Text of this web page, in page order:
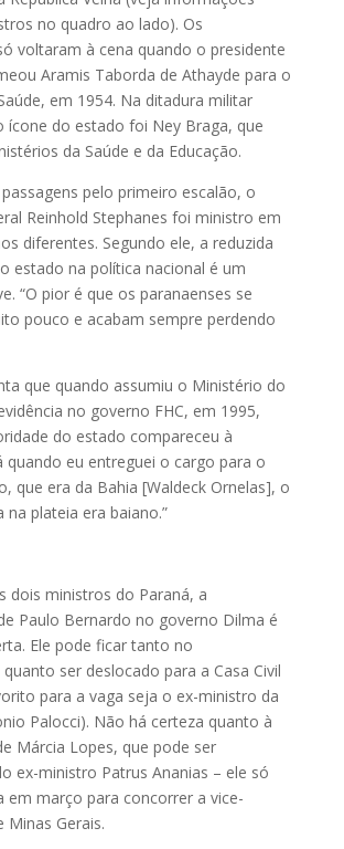
no quadro ao la­­do). Os
voltaram à cena quando o presidente
Aramis Taborda de Athayde para o
em 1954. Na ditadura militar
ícone do estado foi Ney Braga, que
da Saúde e da Educação.
pelo primeiro escalão, o
Reinhold Stephanes foi ministro em
diferentes. Segundo ele, a reduzida
estado na política nacional é um
“O pior é que os paranaenses se
pouco e acabam sempre perdendo
que quando assumiu o Ministério do
no governo FHC, em 1995,
do estado compareceu à
quando eu entreguei o cargo para o
que era da Bahia [Waldeck Ornelas], o
na plateia era baiano.”
dois ministros do Paraná, a
Paulo Bernardo no governo Dilma é
Ele pode ficar tanto no
ser deslocado para a Casa Civil
para a vaga seja o ex-ministro da
Palocci). Não há certeza quanto à
Márcia Lopes, que pode ser
ex-ministro Patrus Ananias – ele só
em março para concorrer a vice-
Minas Gerais.